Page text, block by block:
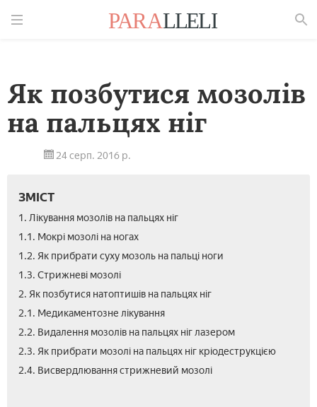
Як позбутися мозолів
на пальцях ніг
24 серп. 2016 р.
ЗМІСТ
1. Лікування мозолів на пальцях ніг
1.1. Мокрі мозолі на ногах
1.2. Як прибрати суху мозоль на пальці ноги
1.3. Стрижневі мозолі
2. Як позбутися натоптишів на пальцях ніг
2.1. Медикаментозне лікування
2.2. Видалення мозолів на пальцях ніг лазером
2.3. Як прибрати мозолі на пальцях ніг кріодеструкцією
2.4. Висвердлювання стрижневий мозолі